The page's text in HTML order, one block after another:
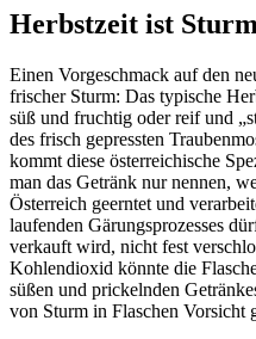
Herbstzeit ist
Einen Vorgeschmack auf den
frischer Sturm: Das typische
süß und fruchtig oder reif und
des frisch gepressten
kommt diese österreichische
man das Getränk nur nennen,
Österreich geerntet und
laufenden Gärungsprozesses
verkauft wird, nicht fest
Kohlendioxid könnte die
süßen und prickelnden
von Sturm in Flaschen Vorsicht